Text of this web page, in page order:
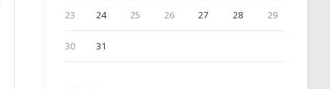
23 24 25 26 27 28 29
30 31